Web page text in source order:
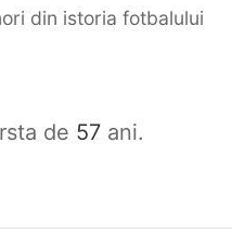
din istoria fotbalului
de 57 ani.